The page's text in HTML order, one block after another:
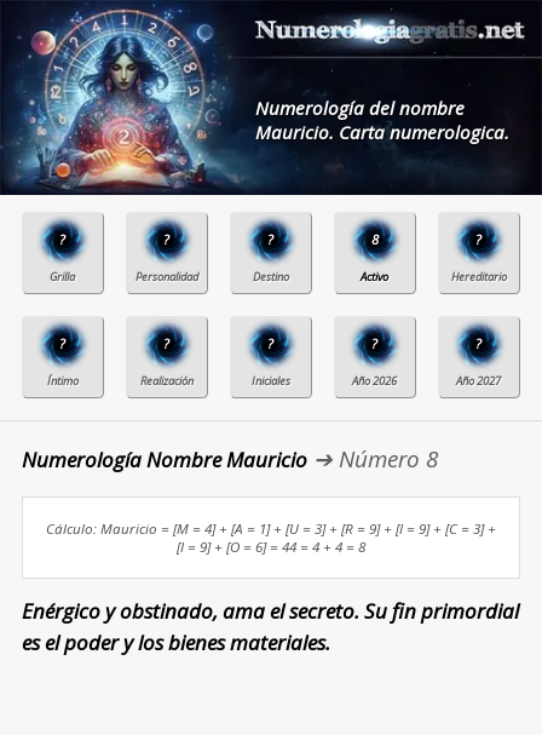
Numerología del nombre
Mauricio. Carta numerologica.
? ? ? 8 ?
? ? ? ? ?
Numerología Nombre Mauricio➔ Número 8
Cálculo: Mauricio = [M = 4] + [A = 1] + [U = 3] + [R = 9] + [I = 9] + [C = 3] +
[I = 9] + [O = 6] = 44 = 4 + 4 = 8
Enérgico y obstinado, ama el secreto. Su fin primordial
es el poder y los bienes materiales.